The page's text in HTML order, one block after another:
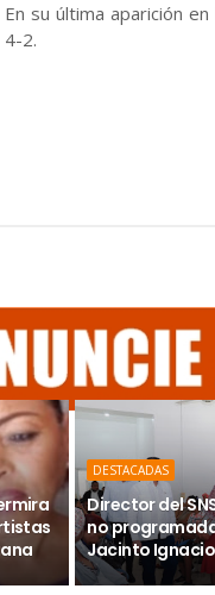
su última aparición
2.
DESTACADAS
Director del
no
Jacinto